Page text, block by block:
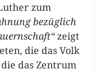
zum
bezüglich
zeigt
die das Volk
das Zentrum